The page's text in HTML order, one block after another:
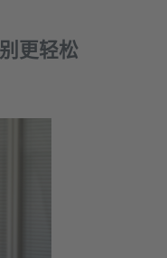
更轻松